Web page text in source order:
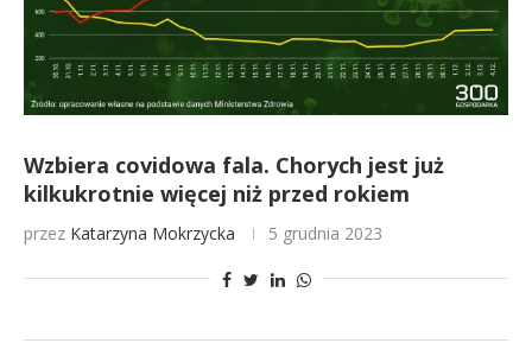
Wzbiera covidowa fala. Chorych jest już
kilkukrotnie więcej niż przed rokiem
przez Katarzyna Mokrzycka 5 grudnia 2023